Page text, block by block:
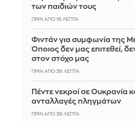
των παιδιών τους
ΠΡΙΝ ΑΠΌ 16 ΛΕΠΤΆ
Φιντάν για συμφωνία της
Όποιος δεν μας επιτεθεί,
στον στόχο μας
ΠΡΙΝ ΑΠΌ 36 ΛΕΠΤΆ
Πέντε νεκροί σε Ουκρανία
ανταλλαγές πληγμάτων
ΠΡΙΝ ΑΠΌ 39 ΛΕΠΤΆ